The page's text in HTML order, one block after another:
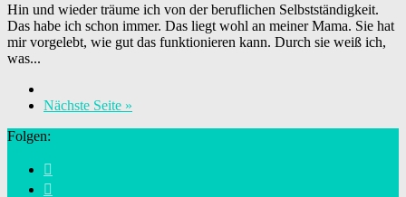
Hin und wieder träume ich von der beruflichen Selbstständigkeit.
Das habe ich schon immer. Das liegt wohl an meiner Mama. Sie hat
mir vorgelebt, wie gut das funktionieren kann. Durch sie weiß ich,
was...
Nächste Seite »
Folgen: